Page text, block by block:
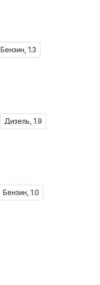
Бензин, 1.3
Дизель, 1.9
Бензин, 1.0